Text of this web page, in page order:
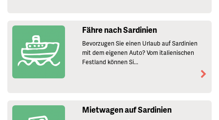
Fähre nach Sardinien
Bevorzugen Sie einen Urlaub auf Sardinien
mit dem eigenen Auto? Vom italienischen
Festland können Si...
Mietwagen auf Sardinien